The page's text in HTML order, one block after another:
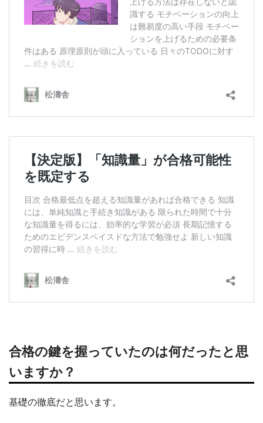
合格の鍵を握っていたのは何だったと思
いますか？
基礎の徹底だと思います。